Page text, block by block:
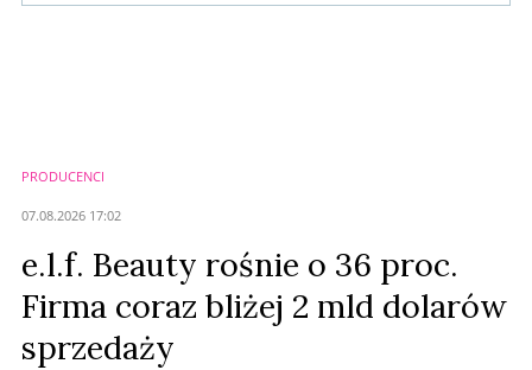
PRODUCENCI
07.08.2026 17:02
e.l.f. Beauty rośnie o 36 proc.
Firma coraz bliżej 2 mld dolarów
sprzedaży